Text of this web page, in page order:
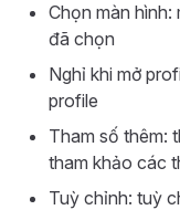
Chọn màn
đã chọn
Nghỉ khi mở
profile
Tham số thêm:
tham khảo các
Tuỳ chỉnh: tuỳ